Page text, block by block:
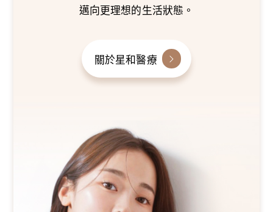
邁向更理想的生活狀態。
關於星和醫療